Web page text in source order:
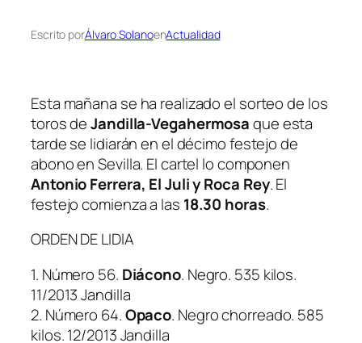
Escrito porÁlvaro SolanoenActualidad
Esta mañana se ha realizado el sorteo de los
toros deJandilla-Vegahermosaque esta
tarde se lidiarán en el décimo festejo de
abono en Sevilla. El cartel lo componen
Antonio Ferrera, El Juli y Roca Rey. El
festejo comienza a las 18.30 horas.
ORDEN DE LIDIA
1. Número 56. Diácono. Negro. 535 kilos.
11/2013 Jandilla
2. Número 64.Opaco. Negro chorreado. 585
kilos. 12/2013 Jandilla